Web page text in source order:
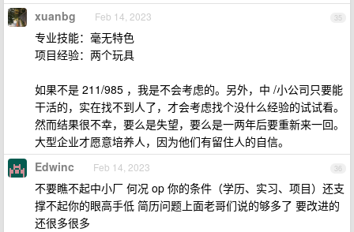
35
xuanbg Feb 14, 2023
专业技能：毫无特色
项目经验：两个玩具
如果不是 211/985 ，我是不会考虑的。另外，中 /小公司只要能
干活的，实在找不到人了，才会考虑找个没什么经验的试试看。
然而结果很不幸，要么是失望，要么是一两年后要重新来一回。
大型企业才愿意培养人，因为他们有留住人的自信。
36
Edwinc Feb 14, 2023
不要瞧不起中小厂 何况 op 你的条件（学历、实习、项目）还支
撑不起你的眼高手低 简历问题上面老哥们说的够多了 要改进的
还很多很多